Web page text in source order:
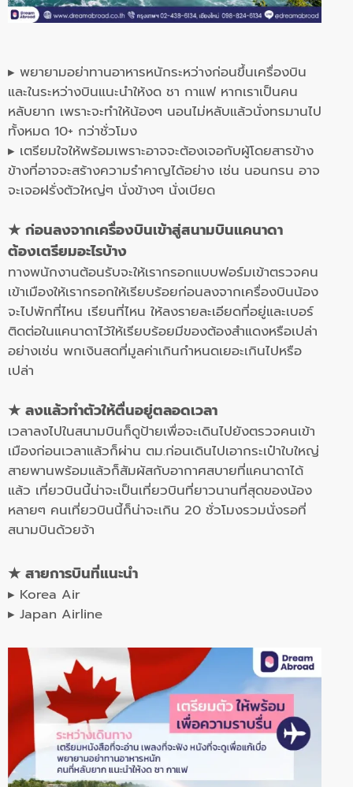
▸ พยายามอย่าทานอาหารหนักระหว่างก่อนขึ้นเครื่องบิน
และในระหว่างบินแนะนำให้งด ชา กาแฟ หากเราเป็นคน
หลับยาก เพราะจะทำให้น้องๆ นอนไม่หลับแล้วนั่งทรมานไป
ทั้งหมด 10+ กว่าชั่วโมง
▸ เตรียมใจให้พร้อมเพราะอาจจะต้องเจอกับผู้โดยสารข้าง
ข้างที่อาจจะสร้างความรำคาญได้อย่าง เช่น นอนกรน อาจ
จะเจอฝรั่งตัวใหญ่ๆ นั่งข้างๆ นั่งเบียด
★ ก่อนลงจากเครื่องบินเข้าสู่สนามบินแคนาดา
ต้องเตรียมอะไรบ้าง
ทางพนักงานต้อนรับจะให้เรากรอกแบบฟอร์มเข้าตรวจคน
เข้าเมืองให้เรากรอกให้เรียบร้อยก่อนลงจากเครื่องบินน้อง
จะไปพักที่ไหน เรียนที่ไหน ให้ลงรายละเอียดที่อยู่และเบอร์
ติดต่อในแคนาดาไว้ให้เรียบร้อยมีของต้องสำแดงหรือเปล่า
อย่างเช่น พกเงินสดที่มูลค่าเกินกำหนดเยอะเกินไปหรือ
เปล่า
★ ลงแล้วทำตัวให้ตื่นอยู่ตลอดเวลา
เวลาลงไปในสนามบินก็ดูป้ายเพื่อจะเดินไปยังตรวจคนเข้า
เมืองก่อนเวลาแล้วก็ผ่าน ตม.ก่อนเดินไปเอากระเป๋าใบใหญ่
สายพานพร้อมแล้วก็สัมผัสกับอากาศสบายที่แคนาดาได้
แล้ว เที่ยวบินนี้น่าจะเป็นเที่ยวบินที่ยาวนานที่สุดของน้อง
หลายๆ คนเที่ยวบินนี้ก็น่าจะเกิน 20 ชั่วโมงรวมนั่งรอที่
สนามบินด้วยจ้า
★ สายการบินที่แนะนำ
▸ Korea Air
▸ Japan Airline